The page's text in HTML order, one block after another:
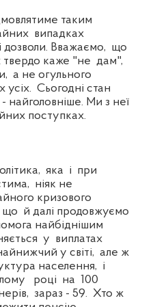
таким
випадках
дозволи. Вважаємо, що
твердо каже "не дам",
а не огульного
Сьогодні стан
найголовніше. Ми з неї
поступках.
яка і при
ніяк не
кризового
що й далі продовжуємо
найбіднішим
у виплатах
у світі, але ж
населення, і
році на 100
зараз - 59. Хто ж